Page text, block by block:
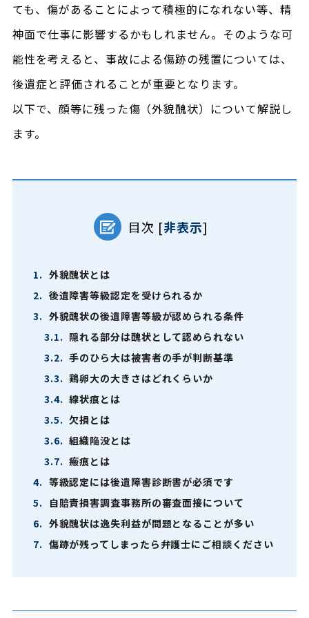
ても、傷があることによって積極的になれない等、精
神面で仕事に影響するかもしれません。そのような可
能性を考えると、事故による傷跡の残置については、
後遺症と評価されることが重要となります。
以下で、顔等に残った傷（外貌醜状）について解説し
ます。
目次 [非表示]
1. 外貌醜状とは
2. 後遺障害等級認定を受けられるか
3. 外貌醜状の後遺障害等級が認められる条件
3.1. 隠れる部分は醜状として認められない
3.2. 手のひら大は被害者の手が判断基準
3.3. 鶏卵大の大きさはどれくらいか
3.4. 線状痕とは
3.5. 欠損とは
3.6. 組織陥没とは
3.7. 瘢痕とは
4. 等級認定には後遺障害診断書が必須です
5.
自賠責損害調査事務所の審査面接について
6. 外貌醜状は逸失利益が問題となることが多い
7. 傷跡が残ってしまったら弁護士にご相談ください